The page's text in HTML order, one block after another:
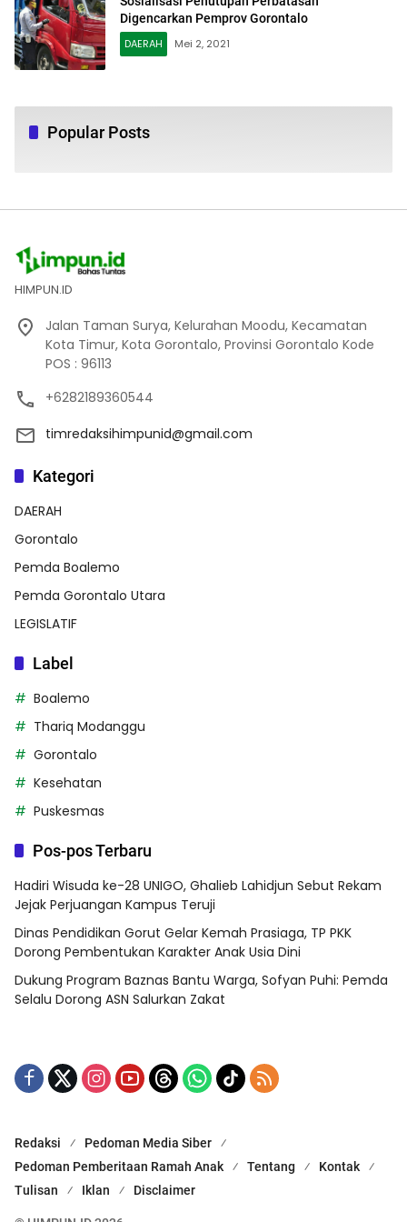
Digencarkan Pemprov Gorontalo
DAERAH
Mei 2, 2021
Popular Posts
HIMPUN.ID
Jalan Taman Surya, Kelurahan Moodu, Kecamatan
Kota Timur, Kota Gorontalo, Provinsi Gorontalo Kode
POS : 96113
+6282189360544
timredaksihimpunid@gmail.com
Kategori
DAERAH
Gorontalo
Pemda Boalemo
Pemda Gorontalo Utara
LEGISLATIF
Label
Boalemo
Thariq Modanggu
Gorontalo
Kesehatan
Puskesmas
Pos-pos Terbaru
Hadiri Wisuda ke-28 UNIGO, Ghalieb Lahidjun Sebut Rekam
Jejak Perjuangan Kampus Teruji
Dinas Pendidikan Gorut Gelar Kemah Prasiaga, TP PKK
Dorong Pembentukan Karakter Anak Usia Dini
Dukung Program Baznas Bantu Warga, Sofyan Puhi: Pemda
Selalu Dorong ASN Salurkan Zakat
Redaksi
Pedoman Media Siber
Pedoman Pemberitaan Ramah Anak
Tentang
Kontak
Tulisan
Iklan Disclaimer